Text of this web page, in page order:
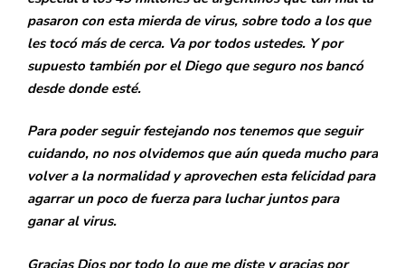
pasaron con esta mierda de virus, sobre todo a los que
les tocó más de cerca. Va por todos ustedes. Y por
supuesto también por el Diego que seguro nos bancó
desde donde esté.
Para poder seguir festejando nos tenemos que seguir
cuidando, no nos olvidemos que aún queda mucho para
volver a la normalidad y aprovechen esta felicidad para
agarrar un poco de fuerza para luchar juntos para
ganar al virus.
Gracias Dios por todo lo que me diste y gracias por